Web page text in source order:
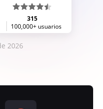
315
100,000+ usuarios
2026